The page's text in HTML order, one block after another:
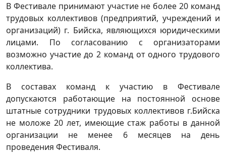
В Фестивале принимают участие не более 20 команд
трудовых коллективов (предприятий, учреждений и
организаций) г. Бийска, являющихся юридическими
лицами. По согласованию с организаторами
возможно участие до 2 команд от одного трудового
коллектива.
В составах команд к участию в Фестивале
допускаются работающие на постоянной основе
штатные сотрудники трудовых коллективов г.Бийска
не моложе 20 лет, имеющие стаж работы в данной
организации не менее 6 месяцев на день
проведения Фестиваля.